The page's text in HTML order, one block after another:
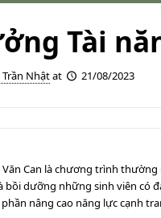
Tài
Trần Nhậtat 21/08/2023
Can là chương trình
bồi dưỡng những sinh viên có
nâng cao năng lực cạnh